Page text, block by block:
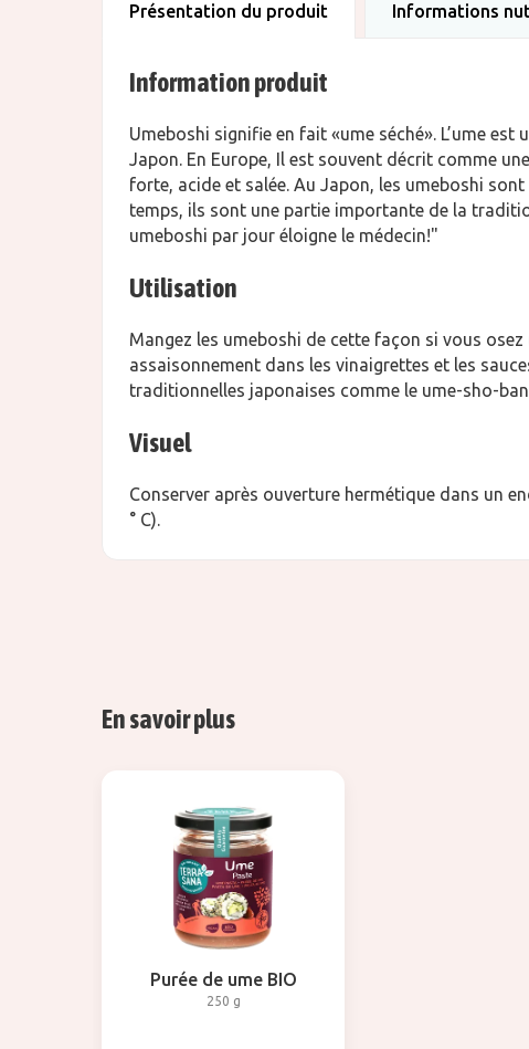
Présentation du produit Informations
Information produit
Umeboshi signifie en fait «ume ​​séché». L’ume
Japon. En Europe, Il est souvent décrit comme
forte, acide et salée. Au Japon, les umeboshi
temps, ils sont une partie importante de la
umeboshi par jour éloigne le médecin!"
Utilisation
Mangez les umeboshi de cette façon si vous
assaisonnement dans les vinaigrettes et les
traditionnelles japonaises comme le ume-sho-
Visuel
Conserver après ouverture hermétique dans un
° C).
En savoir plus
Purée de ume BIO
250 g